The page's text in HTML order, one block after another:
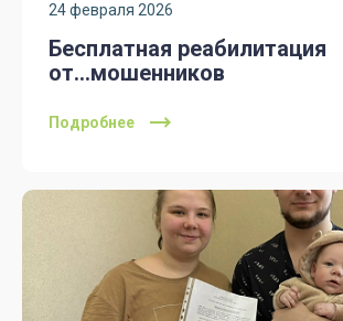
24 февраля 2026
Бесплатная реабилитация
от...мошенников
Подробнее